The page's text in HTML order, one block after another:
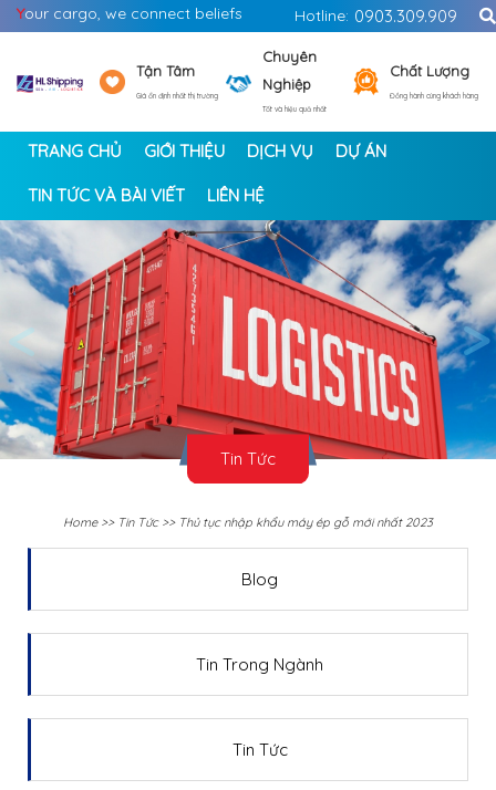
Your cargo, we connect beliefs Hotline: 0903.309.909
Tận Tâm
Giá ổn định nhất thị trường
Chuyên
Nghiệp
Tốt và hiệu quả nhất
Chất Lượng
Đồng hành cùng khách hàng
TRANG CHỦ GIỚI THIỆU DỊCH VỤ DỰ ÁN
TIN TỨC VÀ BÀI VIẾT LIÊN HỆ
< >
Tin Tức
Home>> Tin Tức>> Thủ tục nhập khẩu máy ép gỗ mới nhất 2023
Blog
Tin Trong Ngành
Tin Tức